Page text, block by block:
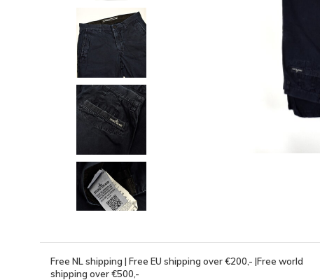
Free NL shipping | Free EU shipping over €200,- |Free world
shipping over €500,-